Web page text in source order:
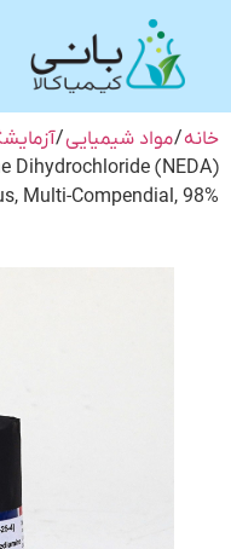
خانه/مواد شیمیایی/
Dihydrochloride (NEDA)
Multi-Compendial, 98%